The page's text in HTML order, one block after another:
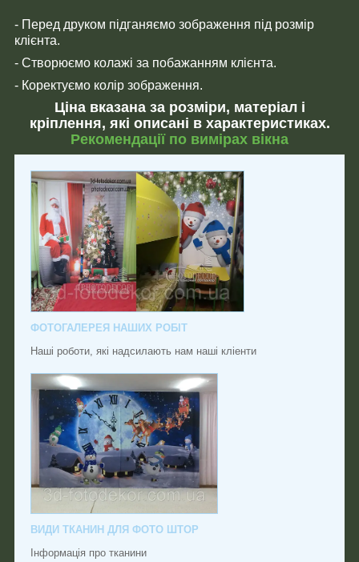
- Перед друком підганяємо зображення під розмір
клієнта.
- Створюємо колажі за побажанням клієнта.
- Коректуємо колір зображення.
Ціна вказана за розміри, матеріал і
кріплення, які описані в характеристиках.
Рекомендації по вимірах вікна
ФОТОГАЛЕРЕЯ НАШИХ РОБІТ
Наші роботи, які надсилають нам наші кліенти
ВИДИ ТКАНИН ДЛЯ ФОТО ШТОР
Інформація про тканини